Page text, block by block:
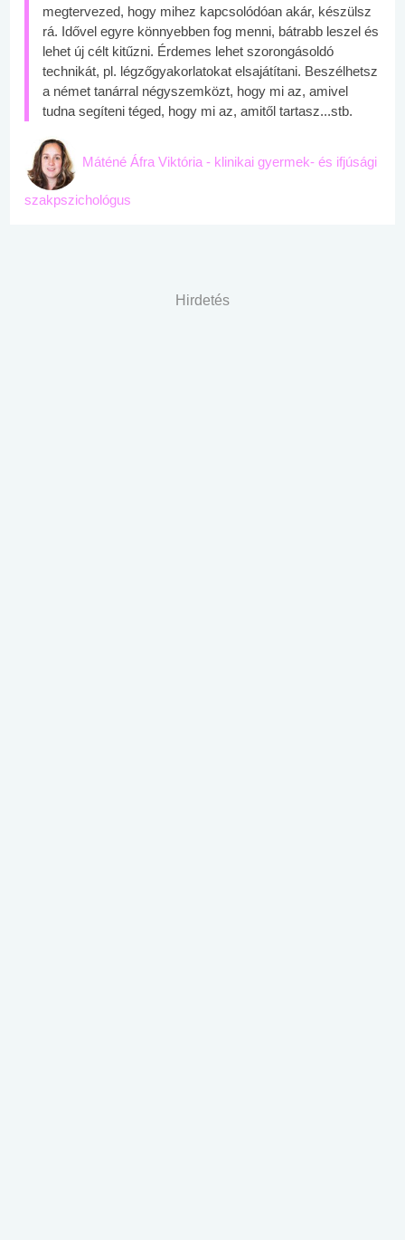
megtervezed, hogy mihez kapcsolódóan akár, készülsz
rá. Idővel egyre könnyebben fog menni, bátrabb leszel és
lehet új célt kitűzni. Érdemes lehet szorongásoldó
technikát, pl. légzőgyakorlatokat elsajátítani. Beszélhetsz
a német tanárral négyszemközt, hogy mi az, amivel
tudna segíteni téged, hogy mi az, amitől tartasz...stb.
Máténé Áfra Viktória - klinikai gyermek- és ifjúsági
szakpszichológus
Hirdetés